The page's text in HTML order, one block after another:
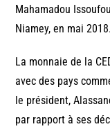
Mahamadou
Niamey, en mai 2018.
La monnaie de la
avec des pays
le président,
par rapport à ses